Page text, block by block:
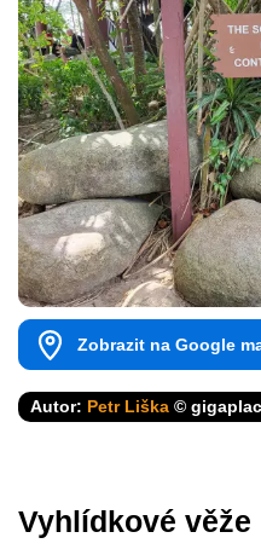
Zobrazit na Google
Autor: Petr Liška ©
Vyhlídkové věže